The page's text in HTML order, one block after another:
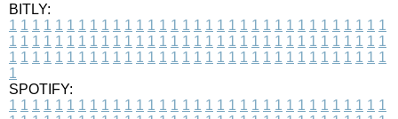
BITLY:
1 1 1 1 1 1 1 1 1 1 1 1 1 1 1 1 1 1 1 1 1 1 1 1 1 1 1 1 1 1 1 1 1
1 1 1 1 1 1 1 1 1 1 1 1 1 1 1 1 1 1 1 1 1 1 1 1 1 1 1 1 1 1 1 1 1
1 1 1 1 1 1 1 1 1 1 1 1 1 1 1 1 1 1 1 1 1 1 1 1 1 1 1 1 1 1 1 1 1
1
SPOTIFY:
1 1 1 1 1 1 1 1 1 1 1 1 1 1 1 1 1 1 1 1 1 1 1 1 1 1 1 1 1 1 1 1 1